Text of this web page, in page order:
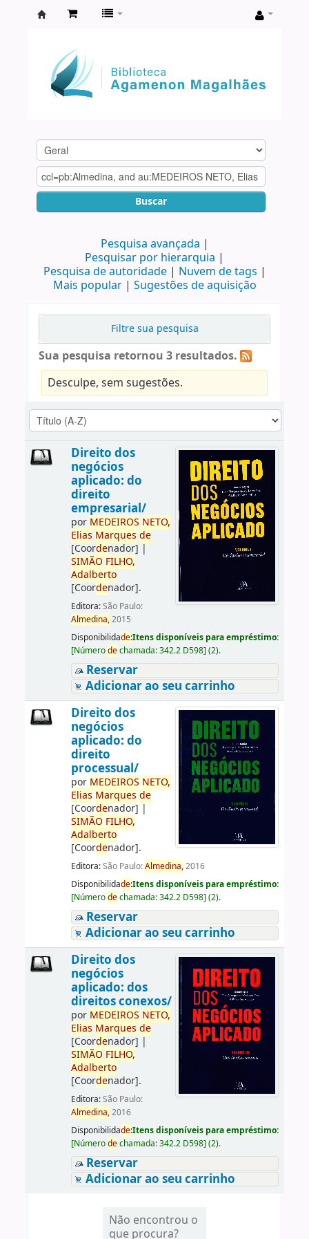
Agamenon
Magalhães
Buscar
Pesquisa avançada
Pesquisar por hierarquia
Pesquisa de autoridade
Nuvem de tags
Mais popular
Sugestões de aquisição
Filtre sua pesquisa
Sua pesquisa retornou 3 resultados.
Desculpe, sem sugestões.
Direito dos
negócios
aplicado: do
direito
empresarial/
por MEDEIROS NETO,
Elias Marques de
[Coordenador] |
SIMÃO FILHO,
Adalberto
[Coordenador].
Editora:São Paulo:
Almedina,2015
Disponibilidade:Itens disponíveis para empréstimo:
[Númerodechamada:342.2 D598] (2).
Reservar
Adicionar ao seu carrinho
Direito dos
negócios
aplicado: do
direito
processual/
por MEDEIROS NETO,
Elias Marques de
[Coordenador] |
SIMÃO FILHO,
Adalberto
[Coordenador].
Editora:São Paulo:Almedina,2016
Disponibilidade:Itens disponíveis para empréstimo:
[Númerodechamada:342.2 D598] (2).
Reservar
Adicionar ao seu carrinho
Direito dos
negócios
aplicado: dos
direitos conexos/
por MEDEIROS NETO,
Elias Marques de
[Coordenador] |
SIMÃO FILHO,
Adalberto
[Coordenador].
Editora:São Paulo:
Almedina,2016
Disponibilidade:Itens disponíveis para empréstimo:
[Númerodechamada:342.2 D598] (2).
Reservar
Adicionar ao seu carrinho
Não encontrou o
que procura?